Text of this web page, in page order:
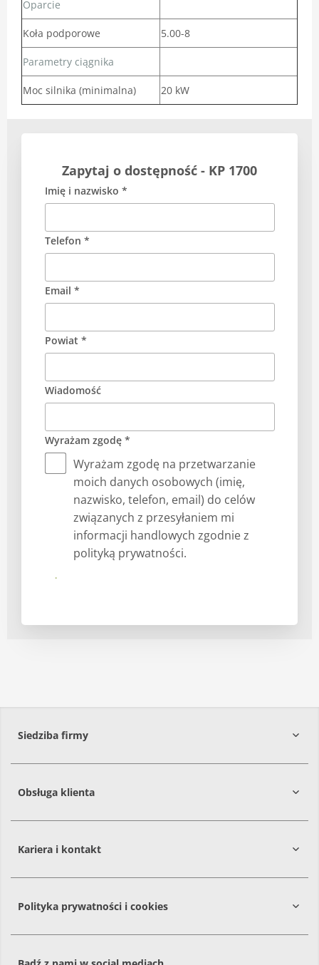
Oparcie
Koła podporowe 5.00-8
Parametry ciągnika
Moc silnika (minimalna) 20 kW
Zapytaj o dostępność - KP 1700
Imię i nazwisko *
Telefon *
Email *
Powiat *
Wiadomość
Wyrażam zgodę *
Wyrażam zgodę na przetwarzanie
moich danych osobowych (imię,
nazwisko, telefon, email) do celów
związanych z przesyłaniem mi
informacji handlowych zgodnie z
polityką prywatności.
Prześlij
Siedziba firmy
Obsługa klienta
Kariera i kontakt
Polityka prywatności i cookies